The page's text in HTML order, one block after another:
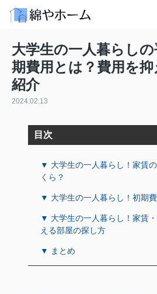
大学生の一人暮らしの
期費用とは？費用を
紹介
2024.02.13
目次
▼ 大学生の一人暮らし！家賃
くら？
▼ 大学生の一人暮らし！初期
▼ 大学生の一人暮らし！家賃
える部屋の探し方
▼ まとめ